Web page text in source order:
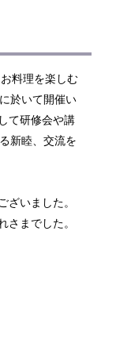
料理を楽しむ
於いて開催い
て研修会や講
新睦、交流を
ざいました。
さまでした。